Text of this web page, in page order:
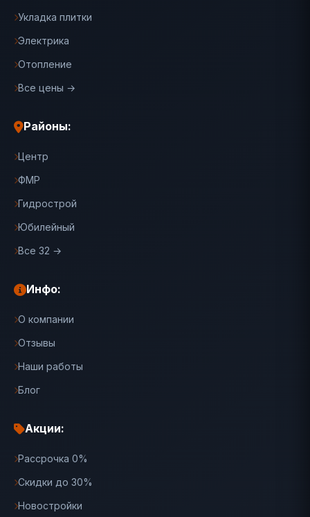
Укладка плитки
Электрика
Отопление
Все цены →
Районы:
Центр
ФМР
Гидрострой
Юбилейный
Все 32 →
Инфо:
О компании
Отзывы
Наши работы
Блог
Акции:
Рассрочка 0%
Скидки до 30%
Новостройки